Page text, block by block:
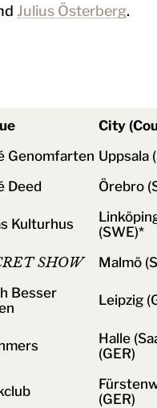
Julius Österberg.
City
Genomfarten Uppsala
Deed Örebro
Kulturhus
(SWE)*
SHOW Malmö
Besser
Leipzig
Halle
(GER)
(GER)